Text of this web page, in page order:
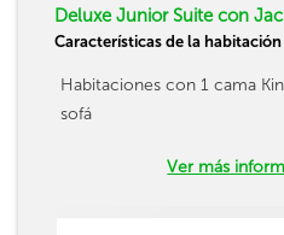
Deluxe Junior Suite con
Características de la habitación
Habitaciones con 1 cama
sofá
Ver más